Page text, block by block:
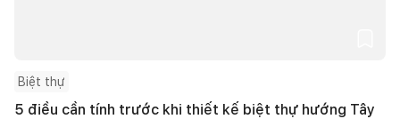
Biệt thự
5 điều cần tính trước khi thiết kế biệt thự hướng Tây